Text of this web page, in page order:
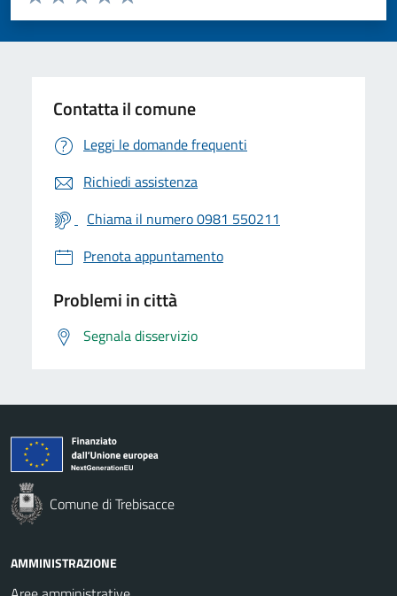
Valuta 5 stelle su 5
Valuta 4 stelle su 5
Valuta 3 stelle su 5
Valuta 2 stelle su 5
Valuta 1 stelle su 5
Contatta il comune
Leggi le domande frequenti
Richiedi assistenza
Chiama il numero 0981 550211
Prenota appuntamento
Problemi in città
Segnala disservizio
Comune di Trebisacce
AMMINISTRAZIONE